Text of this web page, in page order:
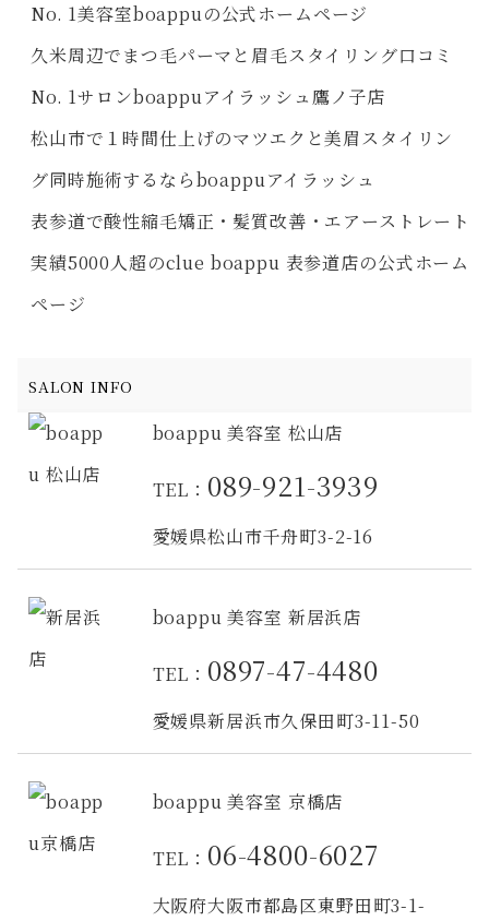
No. 1美容室boappuの公式ホームページ
久米周辺でまつ毛パーマと眉毛スタイリング口コミ
No. 1サロンboappuアイラッシュ鷹ノ子店
松山市で１時間仕上げのマツエクと美眉スタイリン
グ同時施術するならboappuアイラッシュ
表参道で酸性縮毛矯正・髪質改善・エアーストレート
実績5000人超のclue boappu 表参道店の公式ホーム
ページ
SALON INFO
boappu 美容室 松山店
TEL： 089-921-3939
愛媛県松山市千舟町3-2-16
boappu 美容室 新居浜店
TEL： 0897-47-4480
愛媛県新居浜市久保田町3-11-50
boappu 美容室 京橋店
TEL： 06-4800-6027
大阪府大阪市都島区東野田町3-1-